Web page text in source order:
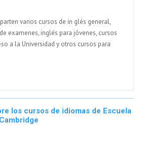
varios cursos de in glés general,
examenes, inglés para jóvenes, cursos
a la Universidad y otros cursos para
los cursos de idiomas de Escuela